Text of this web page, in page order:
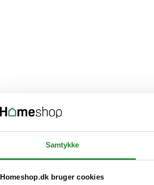
Samtykke
Homeshop.dk bruger cookies